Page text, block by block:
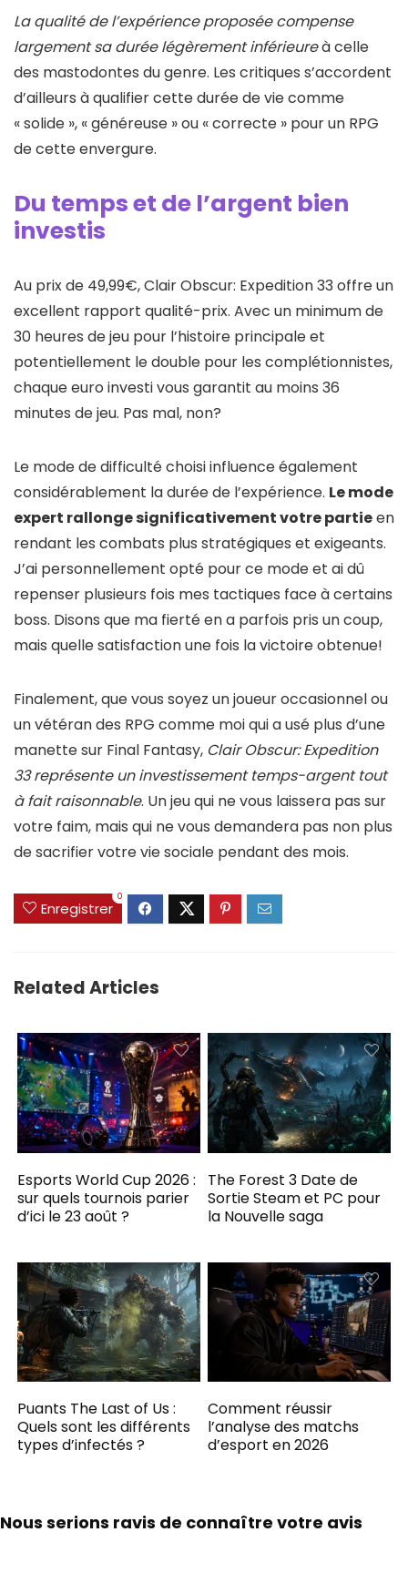
La qualité de l’expérience proposée compense
largement sa durée légèrement inférieureà celle
des mastodontes du genre. Les critiques s’accordent
d’ailleurs à qualifier cette durée de vie comme
« solide », « généreuse » ou « correcte » pour un RPG
de cette envergure.
Du temps et de l’argent bien
investis
Au prix de 49,99€, Clair Obscur: Expedition 33 offre un
excellent rapport qualité-prix. Avec un minimum de
30 heures de jeu pour l’histoire principale et
potentiellement le double pour les complétionnistes,
chaque euro investi vous garantit au moins 36
minutes de jeu. Pas mal, non?
Le mode de difficulté choisi influence également
considérablement la durée de l’expérience. Le mode
expert rallonge significativement votre partieen
rendant les combats plus stratégiques et exigeants.
J’ai personnellement opté pour ce mode et ai dû
repenser plusieurs fois mes tactiques face à certains
boss. Disons que ma fierté en a parfois pris un coup,
mais quelle satisfaction une fois la victoire obtenue!
Finalement, que vous soyez un joueur occasionnel ou
un vétéran des RPG comme moi qui a usé plus d’une
manette sur Final Fantasy, Clair Obscur: Expedition
33 représente un investissement temps-argent tout
à fait raisonnable. Un jeu qui ne vous laissera pas sur
votre faim, mais qui ne vous demandera pas non plus
de sacrifier votre vie sociale pendant des mois.
Enregistrer
0
Related Articles
Esports World Cup 2026 :
sur quels tournois parier
d’ici le 23 août ?
The Forest 3 Date de
Sortie Steam et PC pour
la Nouvelle saga
Puants The Last of Us :
Quels sont les différents
types d’infectés ?
Comment réussir
l’analyse des matchs
d’esport en 2026
Nous serions ravis de connaître votre avis